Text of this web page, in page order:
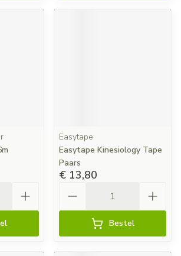
Easytape
Easytape Kinesiology Tape
Paars
€ 13,80
Bestel